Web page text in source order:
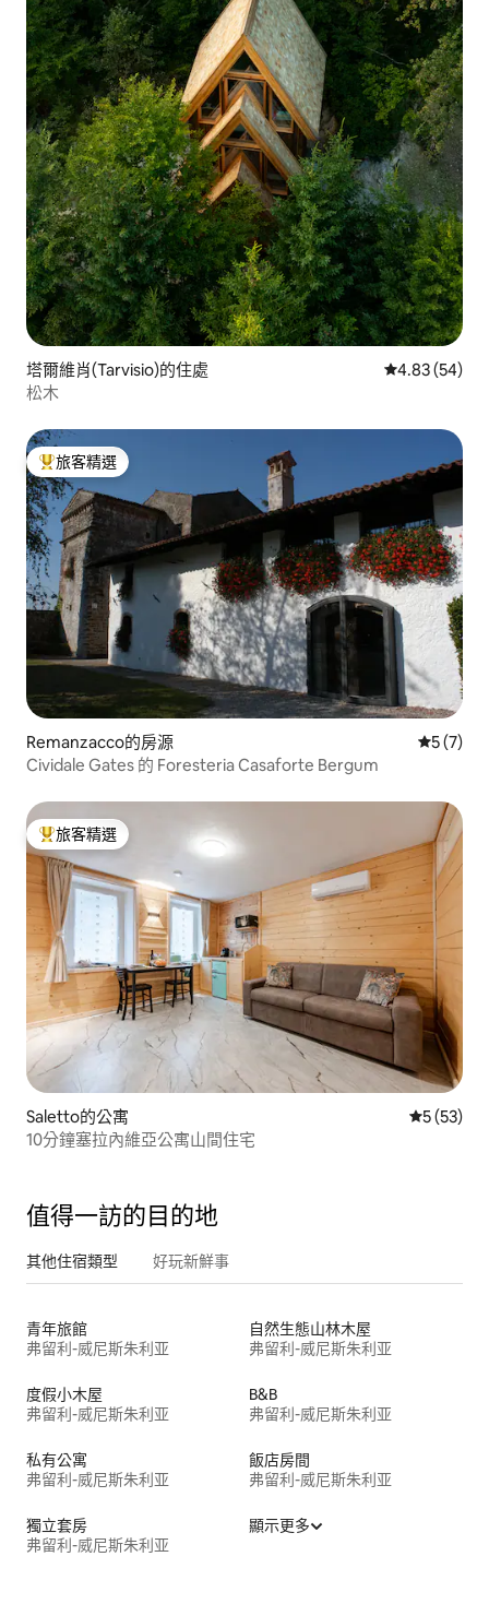
塔爾維肖(Tarvisio)的住處 從 54 則評價
4.83 (54)
松木
旅客精選榜首
旅客精選
Remanzacco的房源 從 7 則評
5 (7)
Cividale Gates 的 Foresteria Casaforte Bergum
旅客精選榜首
旅客精選
Saletto的公寓 從 53 則評
5 (53)
10分鐘塞拉內維亞公寓山間住宅
值得一訪的目的地
其他住宿類型 好玩新鮮事
青年旅館
弗留利-威尼斯朱利亚
自然生態山林木屋
弗留利-威尼斯朱利亚
度假小木屋
弗留利-威尼斯朱利亚
B&B
弗留利-威尼斯朱利亚
私有公寓
弗留利-威尼斯朱利亚
飯店房間
弗留利-威尼斯朱利亚
獨立套房
弗留利-威尼斯朱利亚
顯示更多